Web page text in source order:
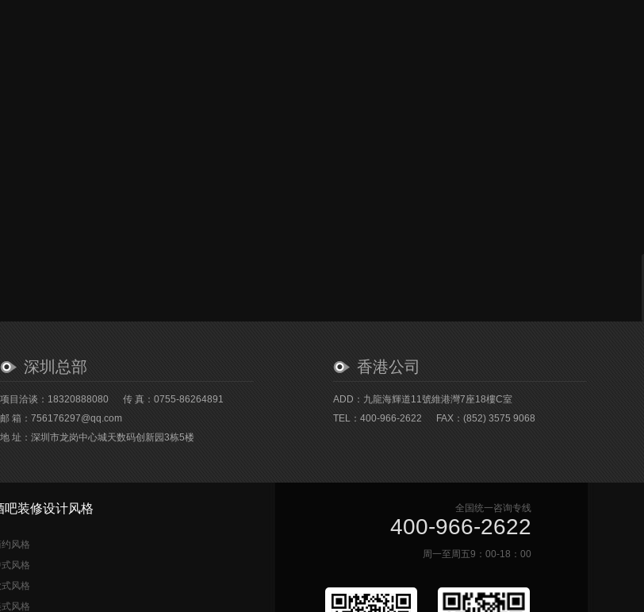
深圳总部
项目洽谈：18320888080
传 真：0755-86264891
邮 箱：756176297@qq.com
地 址：深圳市龙岗中心城天数码创新园3栋5楼
香港公司
ADD：九龍海輝道11號維港灣7座18樓C室
TEL：400-966-2622
FAX：(852) 3575 9068
吧装修设计风格
风格
风格
式风格
式风格
全国统一咨询专线
400-966-2622
周一至周五9：00-18：00